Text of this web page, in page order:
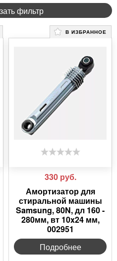
фильтр
В ИЗБРАННОЕ
330 руб.
Амортизатор для
стиральной машины
Samsung, 80N, дл 160 -
280мм, вт 10x24 мм,
002951
Подробнее